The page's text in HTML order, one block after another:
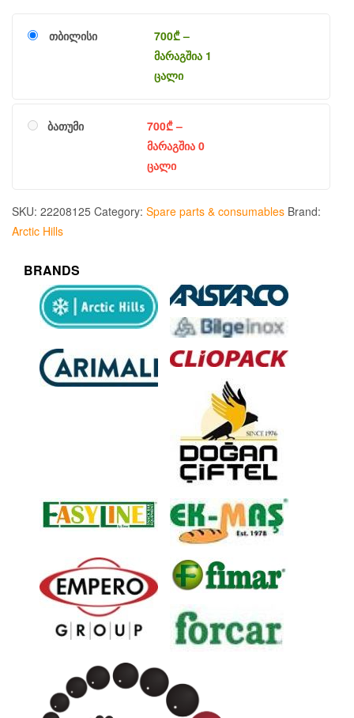
თბილისი 700₾–
მარაგშია 1
ცალი
ბათუმი 700₾–
მარაგშია 0
ცალი
SKU: 22208125 Category: Spare parts & consumables Brand:
Arctic Hills
BRANDS